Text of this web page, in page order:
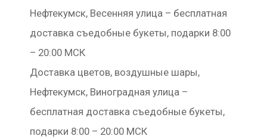
Нефтекумск, Весенняя улица – бесплатная
доставка съедобные букеты, подарки 8:00
– 20:00 МСК
Доставка цветов, воздушные шары,
Нефтекумск, Виноградная улица –
бесплатная доставка съедобные букеты,
подарки 8:00 – 20:00 МСК